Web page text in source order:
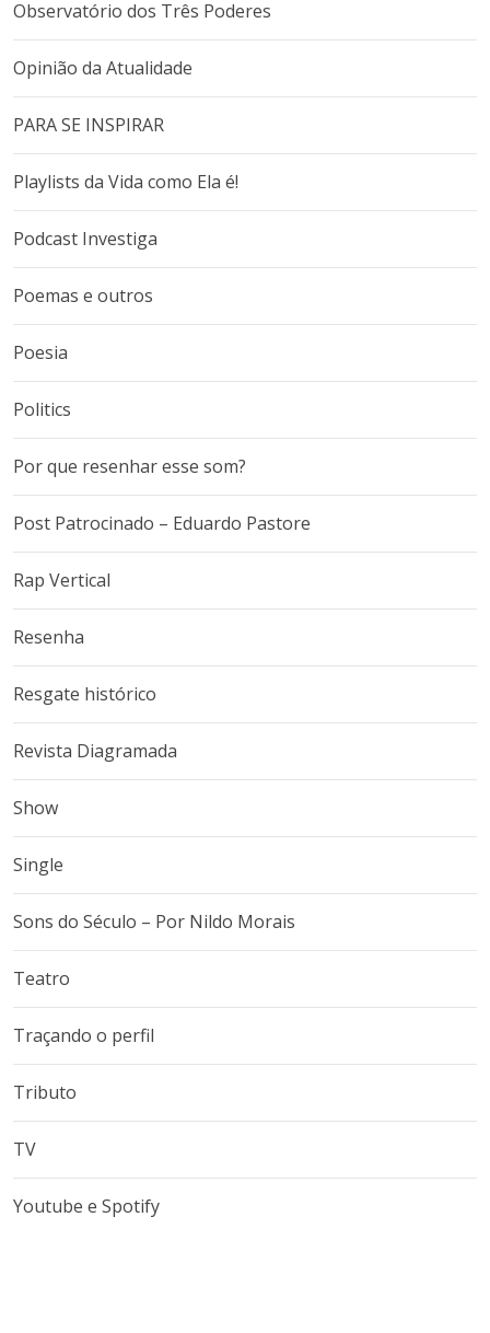
Observatório dos Três Poderes
Opinião da Atualidade
PARA SE INSPIRAR
Playlists da Vida como Ela é!
Podcast Investiga
Poemas e outros
Poesia
Politics
Por que resenhar esse som?
Post Patrocinado – Eduardo Pastore
Rap Vertical
Resenha
Resgate histórico
Revista Diagramada
Show
Single
Sons do Século – Por Nildo Morais
Teatro
Traçando o perfil
Tributo
TV
Youtube e Spotify